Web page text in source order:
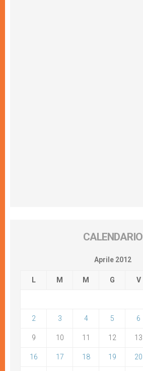
CALENDARIO
Aprile 2012
L M M G V
2 3 4 5 6
9 10 11 12 13
16 17 18 19 20